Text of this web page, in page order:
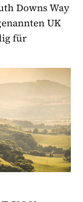
Downs Way
UK
für